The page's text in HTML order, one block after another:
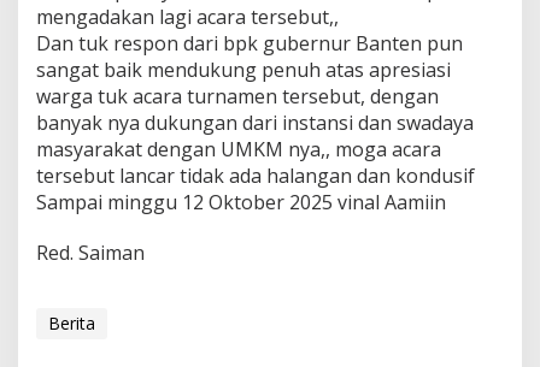
mengadakan lagi acara tersebut,,
Dan tuk respon dari bpk gubernur Banten pun
sangat baik mendukung penuh atas apresiasi
warga tuk acara turnamen tersebut, dengan
banyak nya dukungan dari instansi dan swadaya
masyarakat dengan UMKM nya,, moga acara
tersebut lancar tidak ada halangan dan kondusif
Sampai minggu 12 Oktober 2025 vinal Aamiin
Red. Saiman
Berita